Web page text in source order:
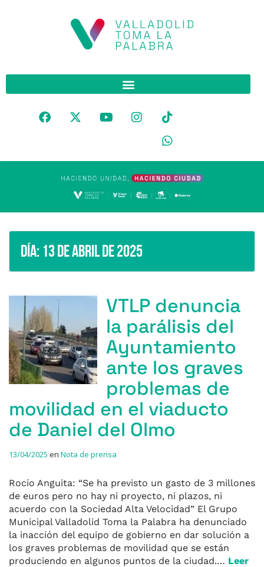
Día: 13 de abril de 2025
VTLP denuncia
la parálisis del
Ayuntamiento
ante los graves
problemas de
movilidad en el viaducto
de Daniel del Olmo
13/04/2025 en Nota de prensa
Rocío Anguita: “Se ha previsto un gasto de 3 millones
de euros pero no hay ni proyecto, ni plazos, ni
acuerdo con la Sociedad Alta Velocidad” El Grupo
Municipal Valladolid Toma la Palabra ha denunciado
la inacción del equipo de gobierno en dar solución a
los graves problemas de movilidad que se están
produciendo en algunos puntos de la ciudad.… Leer